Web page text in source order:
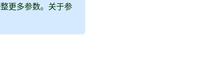
更多参数。关于参